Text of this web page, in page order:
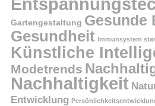
Gartengestaltung Gesunde
Gesundheit Immunsystem
Künstliche
Modetrends
Nachhaltigkeit
Entwicklung